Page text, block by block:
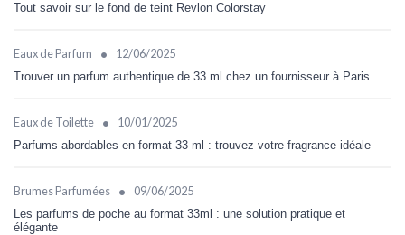
Tout savoir sur le fond de teint Revlon Colorstay
Eaux de Parfum • 12/06/2025
Trouver un parfum authentique de 33 ml chez un fournisseur à Paris
Eaux de Toilette • 10/01/2025
Parfums abordables en format 33 ml : trouvez votre fragrance idéale
Brumes Parfumées • 09/06/2025
Les parfums de poche au format 33ml : une solution pratique et
élégante